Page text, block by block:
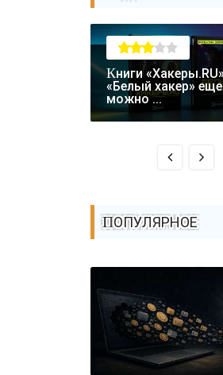
Книги «Хакеры.RU» и
«Белый хакер» еще
можно ...
ПОПУЛЯРНОЕ